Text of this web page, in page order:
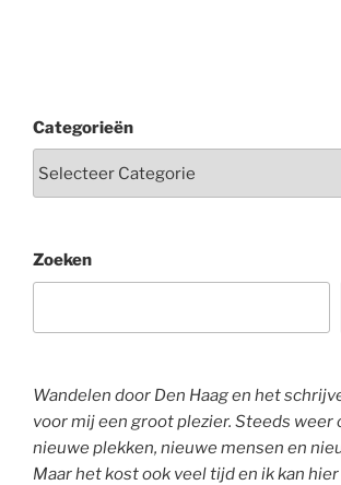
Categorieën
Zoeken
Wandelen door Den Haag en het
voor mij een groot plezier. Steeds weer
nieuwe plekken, nieuwe mensen en
Maar het kost ook veel tijd en ik kan